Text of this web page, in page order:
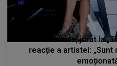
Ariana Grande, jurat la
reacție a artistei: „Sunt